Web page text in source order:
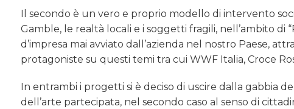
Il secondo è un vero e proprio modello di intervento
Gamble, le realtà locali e i soggetti fragili, nell’ambito di
d’impresa mai avviato dall’azienda nel nostro Paese,
protagoniste su questi temi tra cui WWF Italia, Croce
In entrambi i progetti si è deciso di uscire dalla gabbia
dell’arte partecipata, nel secondo caso al senso di